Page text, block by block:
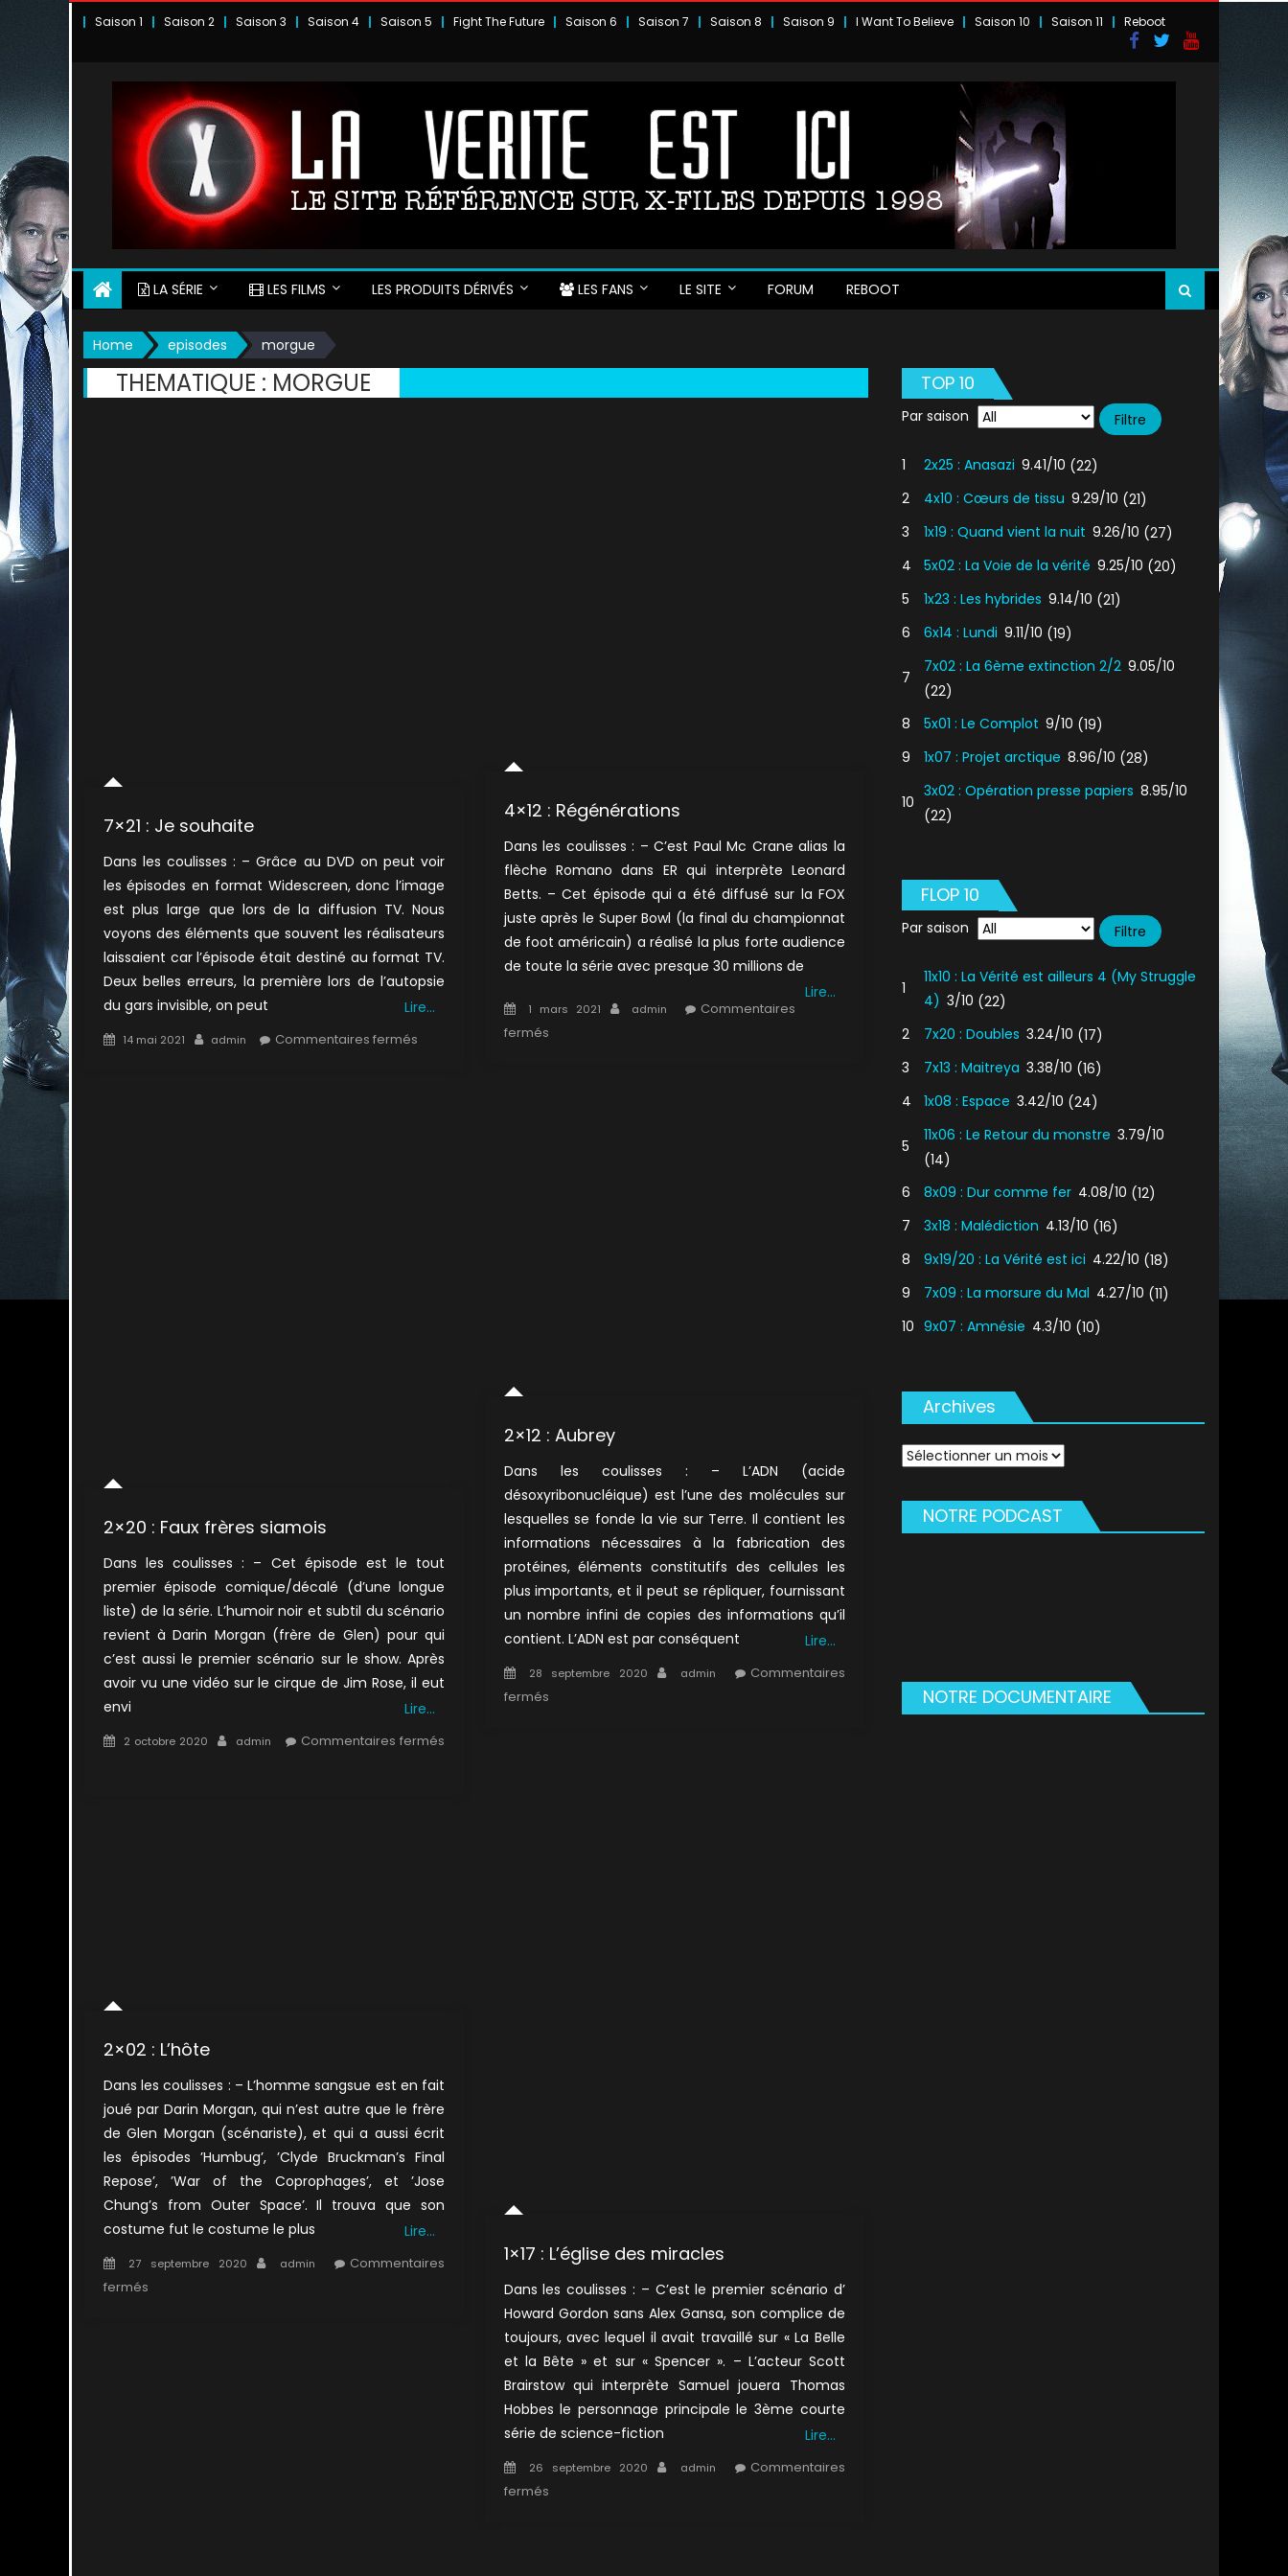
Saison 1 Saison 2 Saison 3 Saison 4 Saison 5 Fight The Future Saison 6 Saison 7 Saison 8 Saison 9 I Want To Believe Saison 10 Saison 11 Reboot
LA SÉRIE LES FILMS LES PRODUITS DÉRIVÉS LES FANS LE SITE FORUM REBOOT
Home episodes morgue
THEMATIQUE : MORGUE
7×21 : Je souhaite
Dans les coulisses : – Grâce au DVD on peut voir
les épisodes en format Widescreen, donc l’image
est plus large que lors de la diffusion TV. Nous
voyons des éléments que souvent les réalisateurs
laissaient car l’épisode était destiné au format TV.
Deux belles erreurs, la première lors de l’autopsie
du gars invisible, on peut
Lire…
Posted
14 mai 2021 Author
admin Commentaires ferméssur
4×12 : Régénérations
Dans les coulisses : – C’est Paul Mc Crane alias la
flèche Romano dans ER qui interprète Leonard
Betts. – Cet épisode qui a été diffusé sur la FOX
juste après le Super Bowl (la final du championnat
de foot américain) a réalisé la plus forte audience
de toute la série avec presque 30 millions de
Lire…
Posted
on
1 mars 2021 Author
admin
Commentaires
ferméssur
2×20 : Faux frères siamois
Dans les coulisses : – Cet épisode est le tout
premier épisode comique/décalé (d’une longue
liste) de la série. L’humoir noir et subtil du scénario
revient à Darin Morgan (frère de Glen) pour qui
c’est aussi le premier scénario sur le show. Après
avoir vu une vidéo sur le cirque de Jim Rose, il eut
envi
Lire…
Posted
2 octobre 2020 Author
admin
Commentaires fermés
2×12 : Aubrey
Dans les coulisses : – L’ADN (acide
désoxyribonucléique) est l’une des molécules sur
lesquelles se fonde la vie sur Terre. Il contient les
informations nécessaires à la fabrication des
protéines, éléments constitutifs des cellules les
plus importants, et il peut se répliquer, fournissant
un nombre infini de copies des informations qu’il
contient. L’ADN est par conséquent
Lire…
Posted
on
28 septembre 2020 Author
admin
Commentaires
ferméssur
2×02 : L’hôte
Dans les coulisses : – L’homme sangsue est en fait
joué par Darin Morgan, qui n’est autre que le frère
de Glen Morgan (scénariste), et qui a aussi écrit
les épisodes ’Humbug’, ’Clyde Bruckman’s Final
Repose’, ’War of the Coprophages’, et ’Jose
Chung’s from Outer Space’. Il trouva que son
costume fut le costume le plus
Lire…
Posted
on
27 septembre 2020 Author
admin
Commentaires
ferméssur
1×17 : L’église des miracles
Dans les coulisses : – C’est le premier scénario d’
Howard Gordon sans Alex Gansa, son complice de
toujours, avec lequel il avait travaillé sur « La Belle
et la Bête » et sur « Spencer ». – L’acteur Scott
Brairstow qui interprète Samuel jouera Thomas
Hobbes le personnage principale le 3ème courte
série de science-fiction
Lire…
Posted
on
26 septembre 2020 Author
admin
Commentaires
ferméssur
TOP 10
Par saison
1 2x25 : Anasazi 9.41/10 (22)
2
4x10 : Cœurs de tissu 9.29/10 (21)
3
1x19 : Quand vient la nuit 9.26/10 (27)
4
5x02 : La Voie de la vérité 9.25/10 (20)
5
1x23 : Les hybrides 9.14/10 (21)
6
6x14 : Lundi 9.11/10 (19)
7
7x02 : La 6ème extinction 2/2 9.05/10
(22)
8
5x01 : Le Complot 9/10 (19)
9
1x07 : Projet arctique 8.96/10 (28)
10
3x02 : Opération presse papiers 8.95/10
(22)
FLOP 10
Par saison
1
11x10 : La Vérité est ailleurs 4 (My Struggle
4) 3/10 (22)
2
7x20 : Doubles 3.24/10 (17)
3
7x13 : Maitreya 3.38/10 (16)
4
1x08 : Espace 3.42/10 (24)
5
11x06 : Le Retour du monstre 3.79/10
(14)
6
8x09 : Dur comme fer 4.08/10 (12)
7
3x18 : Malédiction 4.13/10 (16)
8
9x19/20 : La Vérité est ici 4.22/10 (18)
9
7x09 : La morsure du Mal 4.27/10 (11)
10 9x07 : Amnésie 4.3/10 (10)
Archives
Archives
NOTRE PODCAST
NOTRE DOCUMENTAIRE